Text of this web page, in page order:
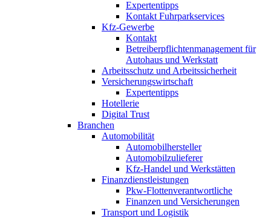
Expertentipps
Kontakt Fuhrparkservices
Kfz-Gewerbe
Kontakt
Betreiberpflichtenmanagement für
Autohaus und Werkstatt
Arbeitsschutz und Arbeitssicherheit
Versicherungswirtschaft
Expertentipps
Hotellerie
Digital Trust
Branchen
Automobilität
Automobilhersteller
Automobilzulieferer
Kfz-Handel und Werkstätten
Finanzdienstleistungen
Pkw‑Flottenverantwortliche
Finanzen und Versicherungen
Transport und Logistik